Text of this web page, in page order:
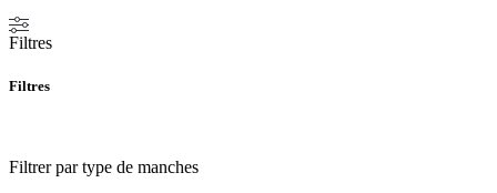
Filtres
Filtres
Filtrer par type de manches